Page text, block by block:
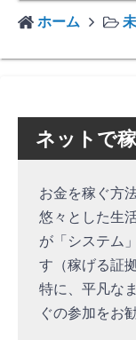
ホーム
ネットで
お金を稼ぐ方
悠々とした生
が「システム
す（稼げる証
特に、平凡な
ぐの参加をお